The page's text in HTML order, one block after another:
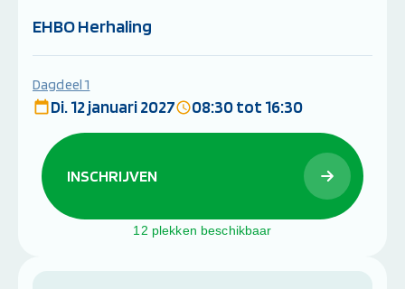
EHBO Herhaling
Dagdeel 1
Di. 12 januari 2027 08:30 tot 16:30
INSCHRIJVEN
12 plekken beschikbaar